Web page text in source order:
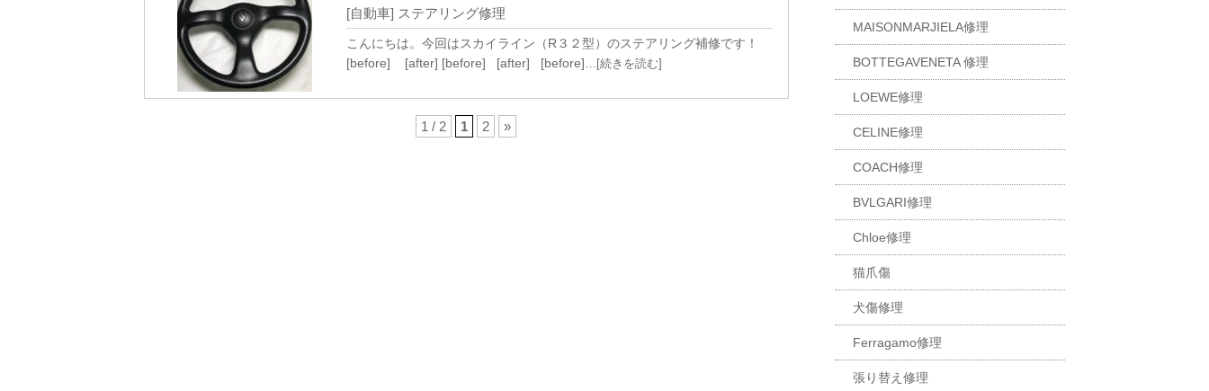
[自動車] ステアリング修理
こんにちは。今回はスカイライン（R３２型）のステアリング補修です！
[before] [after] [before] [after] [before]…[続きを読む]
1 / 2 1 2 »
MAISONMARJIELA修理
BOTTEGAVENETA 修理
LOEWE修理
CELINE修理
COACH修理
BVLGARI修理
Chloe修理
猫爪傷
犬傷修理
Ferragamo修理
張り替え修理